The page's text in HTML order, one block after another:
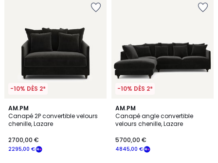
-10% DÈS 2*
AM.PM
Canapé 2P convertible velours
chenille, Lazare
2295,00 €
2700,00 €
8
Couleurs
-10% DÈS 2*
AM.PM
Canapé angle convertible
velours chenille, Lazare
4845,00 €
5700,00 €
8
Couleurs